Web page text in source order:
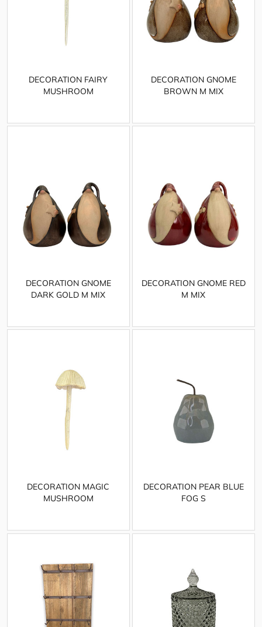
DECORATION FAIRY
MUSHROOM
DECORATION GNOME
BROWN M MIX
DECORATION GNOME
DARK GOLD M MIX
DECORATION GNOME RED
M MIX
DECORATION MAGIC
MUSHROOM
DECORATION PEAR BLUE
FOG S